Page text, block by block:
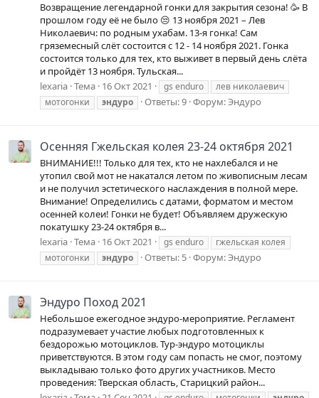
Возвращение легендарной гонки для закрытия сезона! 🥳 В
прошлом году её не было 😒 13 ноября 2021 – Лев
Николаевич: по родным ухабам. 13-я гонка! Сам
гряземесный слёт состоится с 12 - 14 ноября 2021. Гонка
состоится только для тех, кто выживет в первый день слёта
и пройдёт 13 ноября. Тульская...
lexaria Тема 16 Окт 2021 gs enduro
лев николаевич
мотогонки
эндуро Ответы: 9 Форум:Эндуро
Осенняя Гжельская колея 23-24 октября 2021
ВНИМАНИЕ!!! Только для тех, кто не нахлебался и не
утопил свой мот не накатался летом по живописным лесам
и не получил эстетического наслаждения в полной мере.
Внимание! Определились с датами, форматом и местом
осенней колеи! Гонки не будет! Объявляем дружескую
покатушку 23-24 октября в...
lexaria Тема 16 Окт 2021 gs enduro
гжельская колея
мотогонки
эндуро Ответы: 5 Форум:Эндуро
Эндуро Поход 2021
Небольшое ежегодное эндуро-мероприятие. Регламент
подразумевает участие любых подготовленных к
бездорожью мотоциклов. Тур-эндуро мотоциклы
приветствуются. В этом году сам попасть не смог, поэтому
выкладываю только фото других участников. Место
проведения: Тверская область, Старицкий район...